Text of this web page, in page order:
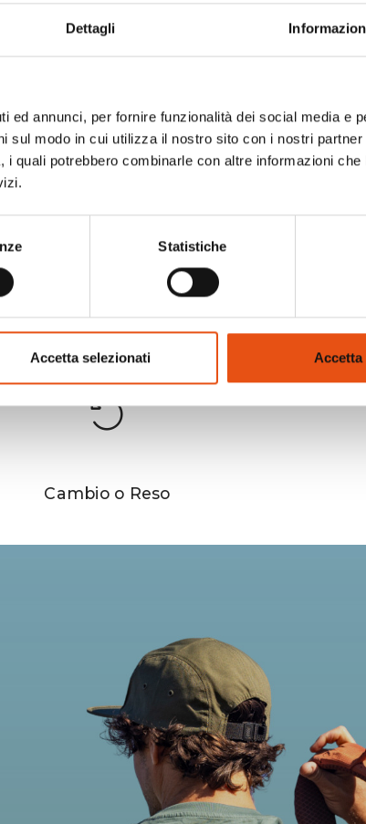
Dettagli
ed annunci, per fornire funzionalità dei social media e
sul modo in cui utilizza il nostro sito con i nostri
quali potrebbero combinarle con altre informazioni che
Statistiche
Accetta selezionati Accetta
Cambio o Reso